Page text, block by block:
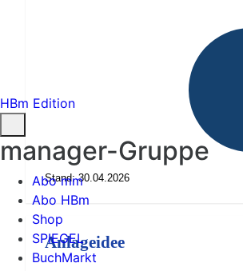
Stand: 30.04.2026
Anlageidee
HBm Edition
manager-Gruppe
Abo mm
Abo HBm
Shop
SPIEGEL
BuchMarkt